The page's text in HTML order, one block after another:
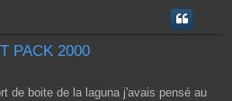
PACK 2000
de boite de la laguna j'avais pensé au